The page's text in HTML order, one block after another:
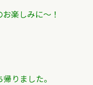
楽しみに～！
りました。